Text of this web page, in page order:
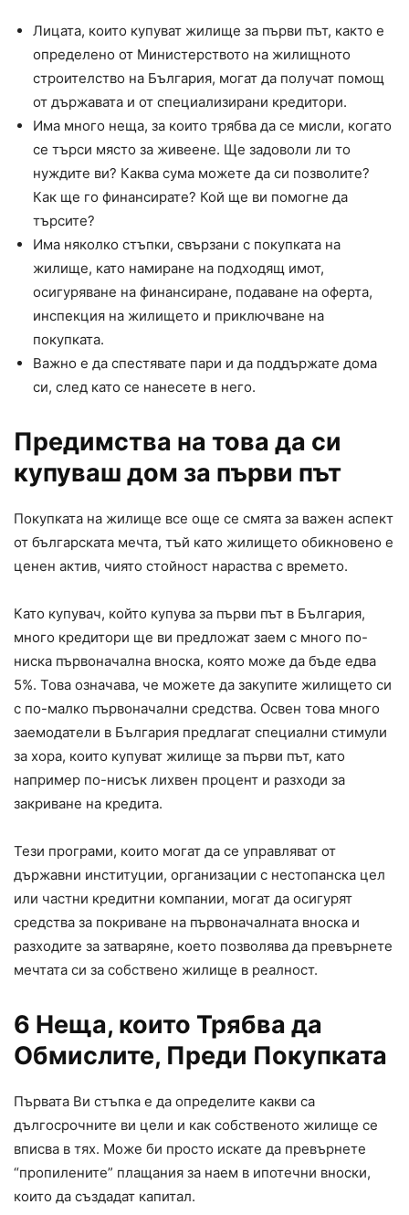
Лицата, които купуват жилище за първи път, както е
определено от Министерството на жилищното
строителство на България, могат да получат помощ
от държавата и от специализирани кредитори.
Има много неща, за които трябва да се мисли, когато
се търси място за живеене. Ще задоволи ли то
нуждите ви? Каква сума можете да си позволите?
Как ще го финансирате? Кой ще ви помогне да
търсите?
Има няколко стъпки, свързани с покупката на
жилище, като намиране на подходящ имот,
осигуряване на финансиране, подаване на оферта,
инспекция на жилището и приключване на
покупката.
Важно е да спестявате пари и да поддържате дома
си, след като се нанесете в него.
Предимства на това да си
купуваш дом за първи път
Покупката на жилище все още се смята за важен аспект
от българската мечта, тъй като жилището обикновено е
ценен актив, чиято стойност нараства с времето.
Като купувач, който купува за първи път в България,
много кредитори ще ви предложат заем с много по-
ниска първоначална вноска, която може да бъде едва
5%. Това означава, че можете да закупите жилището си
с по-малко първоначални средства. Освен това много
заемодатели в България предлагат специални стимули
за хора, които купуват жилище за първи път, като
например по-нисък лихвен процент и разходи за
закриване на кредита.
Тези програми, които могат да се управляват от
държавни институции, организации с нестопанска цел
или частни кредитни компании, могат да осигурят
средства за покриване на първоначалната вноска и
разходите за затваряне, което позволява да превърнете
мечтата си за собствено жилище в реалност.
6 Неща, които Трябва да
Обмислите, Преди Покупката
Първата Ви стъпка е да определите какви са
дългосрочните ви цели и как собственото жилище се
вписва в тях. Може би просто искате да превърнете
“пропилените” плащания за наем в ипотечни вноски,
които да създадат капитал.